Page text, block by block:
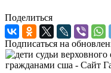
Поделиться
Подписаться на